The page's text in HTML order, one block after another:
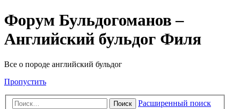
Форум Бульдогоманов –
Английский бульдог Филя
Все о породе английский бульдог
Пропустить
Поиск Расширенный поиск